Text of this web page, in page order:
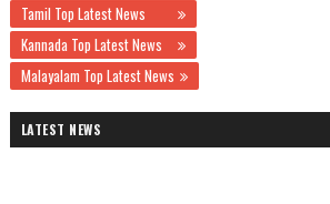
Tamil Top Latest News
Kannada Top Latest News
Malayalam Top Latest News
LATEST NEWS